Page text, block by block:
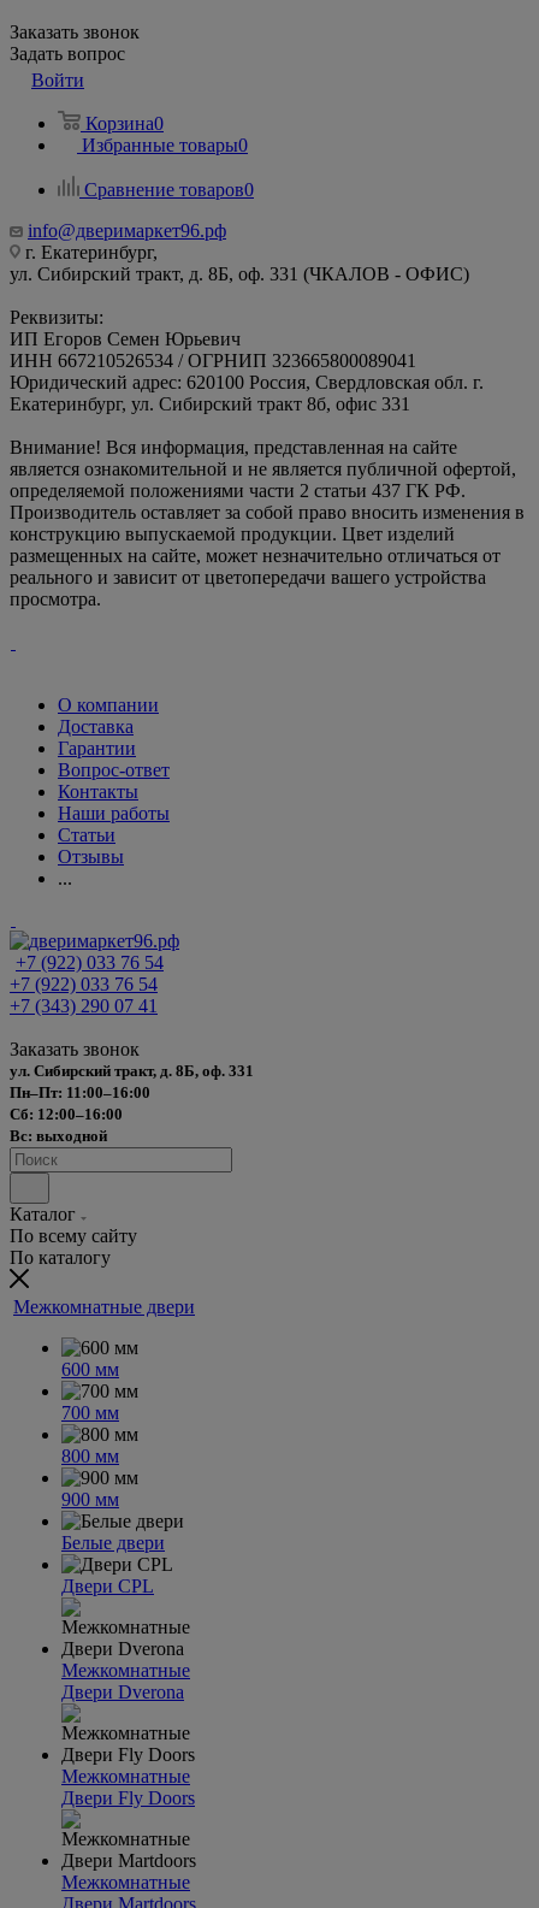
Заказать звонок
Задать вопрос
Войти
Корзина0
Избранные товары0
Сравнение товаров0
info@дверимаркет96.рф
г. Екатеринбург,
ул. Сибирский тракт, д. 8Б, оф. 331 (ЧКАЛОВ - ОФИС)
Реквизиты:
ИП Егоров Семен Юрьевич
ИНН 667210526534 / ОГРНИП 323665800089041
Юридический адрес: 620100 Россия, Свердловская обл. г.
Екатеринбург, ул. Сибирский тракт 8б, офис 331
Внимание! Вся информация, представленная на сайте
является ознакомительной и не является публичной офертой,
определяемой положениями части 2 статьи 437 ГК РФ.
Производитель оставляет за собой право вносить изменения в
конструкцию выпускаемой продукции. Цвет изделий
размещенных на сайте, может незначительно отличаться от
реального и зависит от цветопередачи вашего устройства
просмотра.
О компании
Доставка
Гарантии
Вопрос-ответ
Контакты
Наши работы
Статьи
Отзывы
...
+7 (922) 033 76 54
+7 (922) 033 76 54
+7 (343) 290 07 41
Заказать звонок
ул. Сибирский тракт, д. 8Б, оф. 331
Пн–Пт: 11:00–16:00
Сб: 12:00–16:00
Вс: выходной
Каталог
По всему сайту
По каталогу
Межкомнатные двери
600 мм
700 мм
800 мм
900 мм
Белые двери
Двери CPL
Межкомнатные
Двери Dverona
Межкомнатные
Двери Fly Doors
Межкомнатные
Двери Martdoors